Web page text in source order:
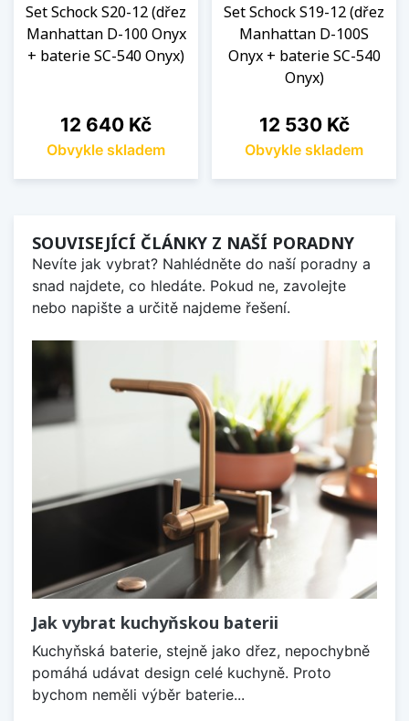
Set Schock S20-12 (dřez
Manhattan D-100 Onyx
+ baterie SC-540 Onyx)
Cena
12 640 Kč
Obvykle skladem
Set Schock S19-12 (dřez
Manhattan D-100S
Onyx + baterie SC-540
Onyx)
Cena
12 530 Kč
Obvykle skladem
SOUVISEJÍCÍ ČLÁNKY Z NAŠÍ PORADNY
Nevíte jak vybrat? Nahlédněte do naší poradny a
snad najdete, co hledáte. Pokud ne, zavolejte
nebo napište a určitě najdeme řešení.
Jak vybrat kuchyňskou baterii
Kuchyňská baterie, stejně jako dřez, nepochybně
pomáhá udávat design celé kuchyně. Proto
bychom neměli výběr baterie...